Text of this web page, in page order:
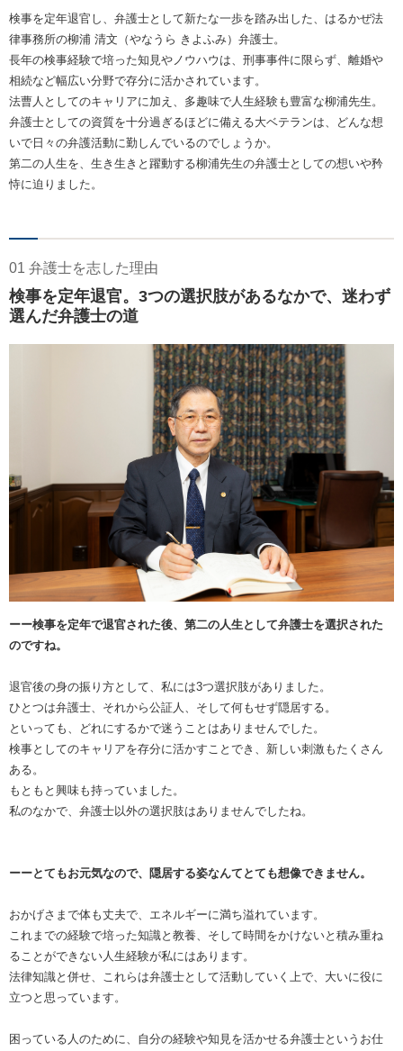
検事を定年退官し、弁護士として新たな一歩を踏み出した、はるかぜ法
律事務所の柳浦 清文（やなうら きよふみ）弁護士。
長年の検事経験で培った知見やノウハウは、刑事事件に限らず、離婚や
相続など幅広い分野で存分に活かされています。
法曹人としてのキャリアに加え、多趣味で人生経験も豊富な柳浦先生。
弁護士としての資質を十分過ぎるほどに備える大ベテランは、どんな想
いで日々の弁護活動に勤しんでいるのでしょうか。
第二の人生を、生き生きと躍動する柳浦先生の弁護士としての想いや矜
恃に迫りました。
01 弁護士を志した理由
検事を定年退官。3つの選択肢があるなかで、迷わず
選んだ弁護士の道
ーー検事を定年で退官された後、第二の人生として弁護士を選択された
のですね。
退官後の身の振り方として、私には3つ選択肢がありました。
ひとつは弁護士、それから公証人、そして何もせず隠居する。
といっても、どれにするかで迷うことはありませんでした。
検事としてのキャリアを存分に活かすことでき、新しい刺激もたくさん
ある。
もともと興味も持っていました。
私のなかで、弁護士以外の選択肢はありませんでしたね。
ーーとてもお元気なので、隠居する姿なんてとても想像できません。
おかげさまで体も丈夫で、エネルギーに満ち溢れています。
これまでの経験で培った知識と教養、そして時間をかけないと積み重ね
ることができない人生経験が私にはあります。
法律知識と併せ、これらは弁護士として活動していく上で、大いに役に
立つと思っています。
困っている人のために、自分の経験や知見を活かせる弁護士というお仕